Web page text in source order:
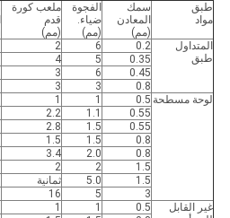
طبق
مواد
سمك
المعادن
(مم)
الفجوة
ضياء.
(مم)
ملعب كورة
قدم
(مم)
المتداول
طبق
0.2
6
2
0.35
5
4
0.45
6
3
0.8
3
3
لوحة مسطحة 0.5
1
1
0.55
1.1
2.2
0.55
1.5
2.8
0.8
1.5
1.5
0.8
2.0
3.4
1.5
2
2
1.5
5.0 ثمانية
3
5
16
غير القابل
0.5
1
1